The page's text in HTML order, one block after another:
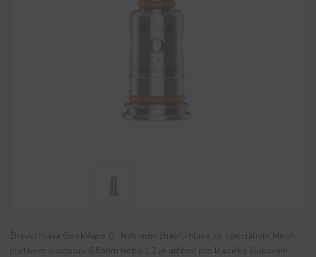
Žhavící hlava GeekVape G Náhradní žhavící hlava se speciálním Mesh
pletivem o odporu 0,6ohm nebo 1,2 je určená pro klasické šlukování